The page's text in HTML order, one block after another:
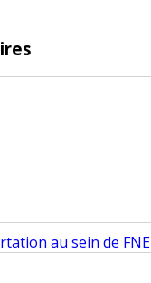
au sein de FNE